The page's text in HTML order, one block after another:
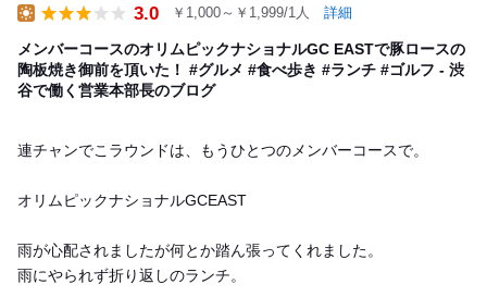
3.0 ￥1,000～￥1,999/1人 詳細
メンバーコースのオリムピックナショナルGC EASTで豚ロースの
陶板焼き御前を頂いた！ #グルメ #食べ歩き #ランチ #ゴルフ - 渋
谷で働く営業本部長のブログ
連チャンでこラウンドは、もうひとつのメンバーコースで。
オリムピックナショナルGCEAST
雨が心配されましたが何とか踏ん張ってくれました。
雨にやられず折り返しのランチ。